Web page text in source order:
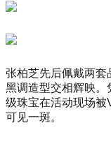
张柏芝先后佩戴两套
黑调造型交相辉映。
级珠宝在活动现场被
可见一斑。